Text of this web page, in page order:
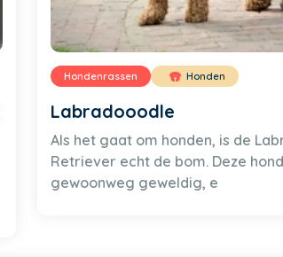
Hondenrassen Honden
Labradooodle
Als het gaat om honden, is de
Retriever echt de bom. Deze
gewoonweg geweldig, e